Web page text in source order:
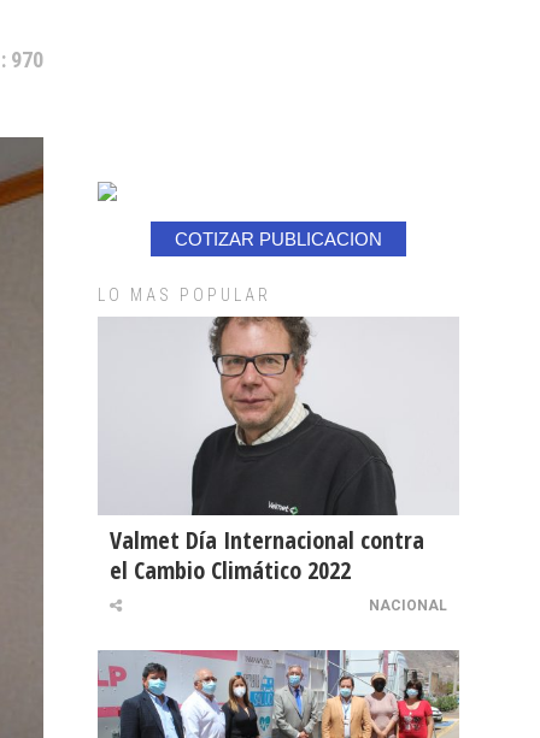
970
COTIZAR PUBLICACION
LO MAS POPULAR
Valmet Día Internacional contra
el Cambio Climático 2022
NACIONAL